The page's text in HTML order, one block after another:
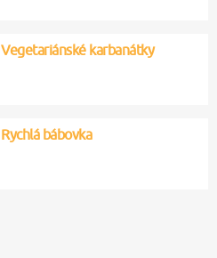
Vegetariánské karbanátky
Rychlá bábovka